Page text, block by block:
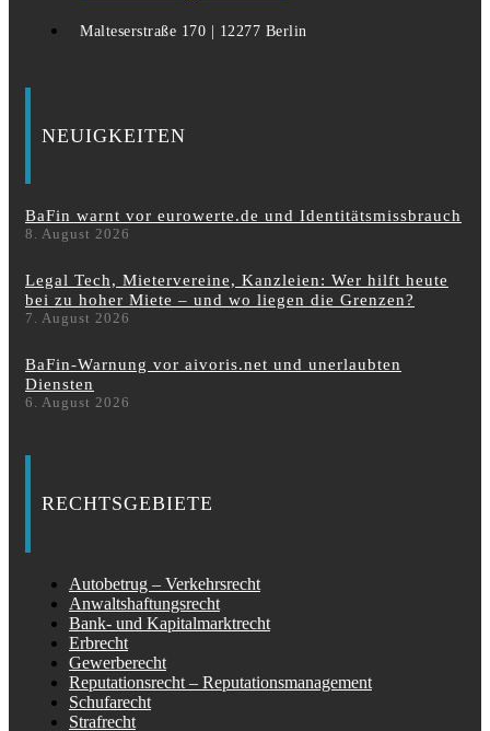
Malteserstraße 170 | 12277 Berlin
NEUIGKEITEN
BaFin warnt vor eurowerte.de und Identitätsmissbrauch
8. August 2026
Legal Tech, Mietervereine, Kanzleien: Wer hilft heute
bei zu hoher Miete – und wo liegen die Grenzen?
7. August 2026
BaFin-Warnung vor aivoris.net und unerlaubten
Diensten
6. August 2026
RECHTSGEBIETE
Autobetrug – Verkehrsrecht
Anwaltshaftungsrecht
Bank- und Kapitalmarktrecht
Erbrecht
Gewerberecht
Reputationsrecht – Reputationsmanagement
Schufarecht
Strafrecht